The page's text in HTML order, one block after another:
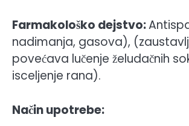
Farmakološko dejstvo:
nadimanja, gasova),
povećava lučenje želudačnih
isceljenje rana).
Način upotrebe: